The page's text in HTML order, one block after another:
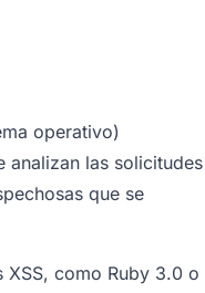
operativo)
analizan las solicitudes
que se
como Ruby 3.0 o